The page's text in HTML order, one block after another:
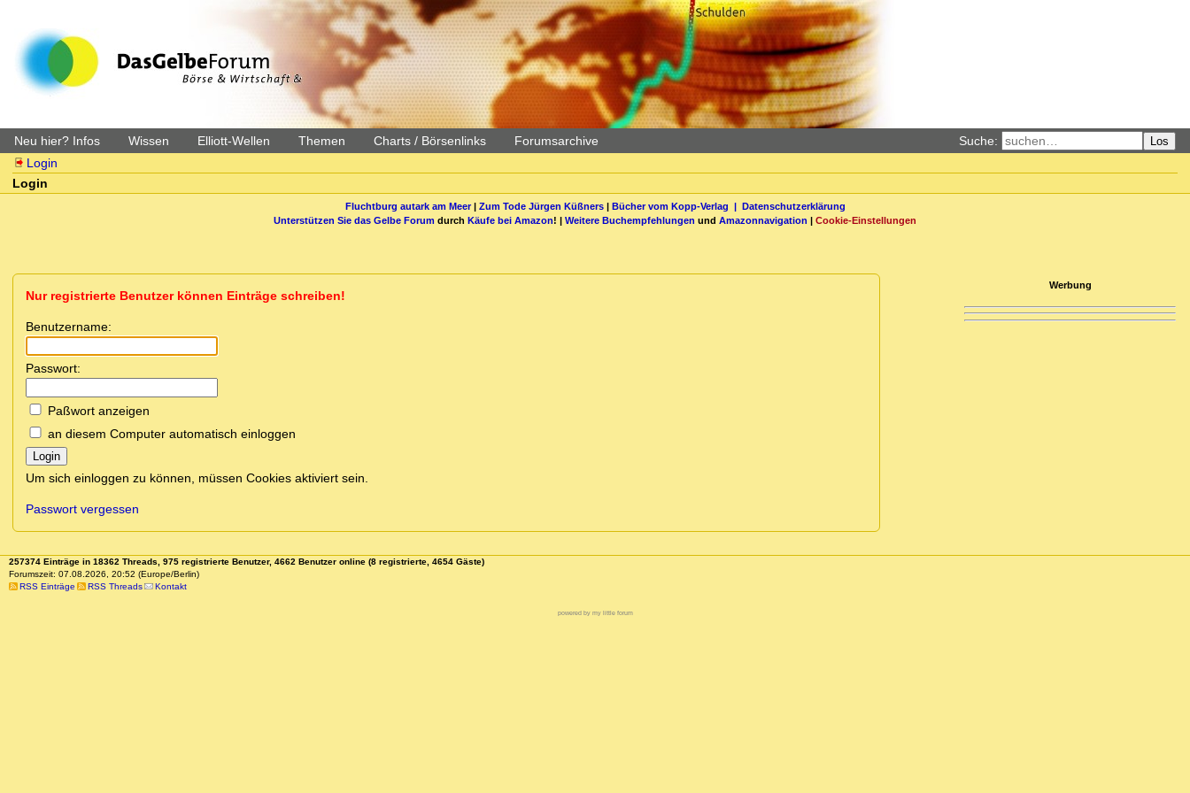
Neu hier? Infos Wissen Elliott-Wellen Themen Charts / Börsenlinks Forumsarchive Suche: Los
Login
Login
Fluchtburg autark am Meer| Zum Tode Jürgen Küßners| Bücher vom Kopp-Verlag | Datenschutzerklärung
Unterstützen Sie das Gelbe Forum durch Käufe bei Amazon! | Weitere Buchempfehlungen und Amazonnavigation | Cookie-Einstellungen
Nur registrierte Benutzer können Einträge schreiben!
Benutzername:
Passwort:
Paßwort anzeigen
an diesem Computer automatisch einloggen
Login
Um sich einloggen zu können, müssen Cookies aktiviert sein.
Passwort vergessen
Werbung
257374 Einträge in 18362 Threads, 975 registrierte Benutzer, 4662 Benutzer online (8 registrierte, 4654 Gäste)
Forumszeit: 07.08.2026, 20:52 (Europe/Berlin)
RSS Einträge
RSS Threads Kontakt
powered by my little forum